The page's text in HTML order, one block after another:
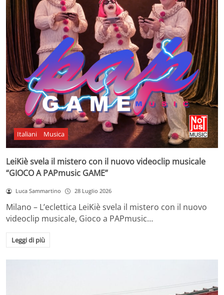
Italiani Musica
LeiKiè svela il mistero con il nuovo videoclip musicale
“GIOCO A PAPmusic GAME”
Luca Sammartino 28 Luglio 2026
Milano – L’eclettica LeiKiè svela il mistero con il nuovo
videoclip musicale, Gioco a PAPmusic…
Leggi di più